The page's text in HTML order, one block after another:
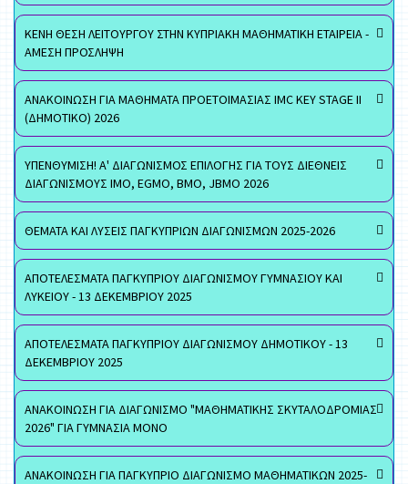
ΚΕΝΗ ΘΕΣΗ ΛΕΙΤΟΥΡΓΟΥ ΣΤΗΝ ΚΥΠΡΙΑΚΗ ΜΑΘΗΜΑΤΙΚΗ ΕΤΑΙΡΕΙΑ -
ΑΜΕΣΗ ΠΡΟΣΛΗΨΗ
ΑΝΑΚΟΙΝΩΣΗ ΓΙΑ ΜΑΘΗΜΑΤΑ ΠΡΟΕΤΟΙΜΑΣΙΑΣ IMC KEY STAGE II
(ΔΗΜΟΤΙΚΟ) 2026
ΥΠΕΝΘΥΜΙΣΗ! Α' ΔΙΑΓΩΝΙΣΜΟΣ ΕΠΙΛΟΓΗΣ ΓΙΑ ΤΟΥΣ ΔΙΕΘΝΕΙΣ
ΔΙΑΓΩΝΙΣΜΟΥΣ ΙΜΟ, EGMO, ΒΜΟ, JBMO 2026
ΘΕΜΑΤΑ ΚΑΙ ΛΥΣΕΙΣ ΠΑΓΚΥΠΡΙΩΝ ΔΙΑΓΩΝΙΣΜΩΝ 2025-2026
ΑΠΟΤΕΛΕΣΜΑΤΑ ΠΑΓΚΥΠΡΙΟΥ ΔΙΑΓΩΝΙΣΜΟΥ ΓΥΜΝΑΣΙΟΥ ΚΑΙ
ΛΥΚΕΙΟΥ - 13 ΔΕΚΕΜΒΡΙΟΥ 2025
ΑΠΟΤΕΛΕΣΜΑΤΑ ΠΑΓΚΥΠΡΙΟΥ ΔΙΑΓΩΝΙΣΜΟΥ ΔΗΜΟΤΙΚΟΥ - 13
ΔΕΚΕΜΒΡΙΟΥ 2025
ΑΝΑΚΟΙΝΩΣΗ ΓΙΑ ΔΙΑΓΩΝΙΣΜΟ "ΜΑΘΗΜΑΤΙΚΗΣ ΣΚΥΤΑΛΟΔΡΟΜΙΑΣ
2026" ΓΙΑ ΓΥΜΝΑΣΙΑ ΜΟΝΟ
ΑΝΑΚΟΙΝΩΣΗ ΓΙΑ ΠΑΓΚΥΠΡΙΟ ΔΙΑΓΩΝΙΣΜΟ ΜΑΘΗΜΑΤΙΚΩΝ 2025-